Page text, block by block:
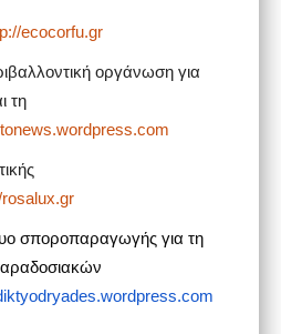
ecocorfu.gr
οργάνωση για
τη
σποροπαραγωγής για τη